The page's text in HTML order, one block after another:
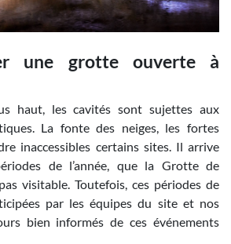
une grotte ouverte à
haut, les cavités sont sujettes aux
La fonte des neiges, les fortes
inaccessibles certains sites. Il arrive
de l’année, que la Grotte de
visitable. Toutefois, ces périodes de
par les équipes du site et nos
bien informés de ces événements